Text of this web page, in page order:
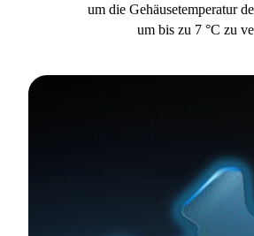
um die Gehäusetemperatur
um bis zu 7 °C zu